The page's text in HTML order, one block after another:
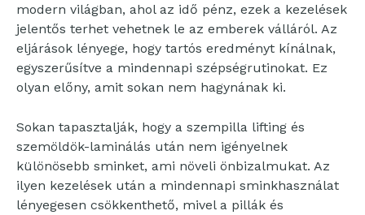
modern világban, ahol az idő pénz, ezek a kezelések
jelentős terhet vehetnek le az emberek válláról. Az
eljárások lényege, hogy tartós eredményt kínálnak,
egyszerűsítve a mindennapi szépségrutinokat. Ez
olyan előny, amit sokan nem hagynának ki.
Sokan tapasztalják, hogy a szempilla lifting és
szemöldök-laminálás után nem igényelnek
különösebb sminket, ami növeli önbizalmukat. Az
ilyen kezelések után a mindennapi sminkhasználat
lényegesen csökkenthető, mivel a pillák és